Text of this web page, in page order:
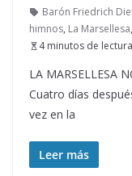
Barón Friedrich
himnos, La Marsellesa,
4 minutos de lectura
LA MARSELLESA
Cuatro días
vez en la
Leer más